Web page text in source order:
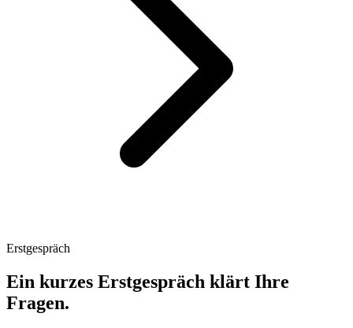
Erstgespräch
Ein kurzes Erstgespräch klärt Ihre
Fragen.